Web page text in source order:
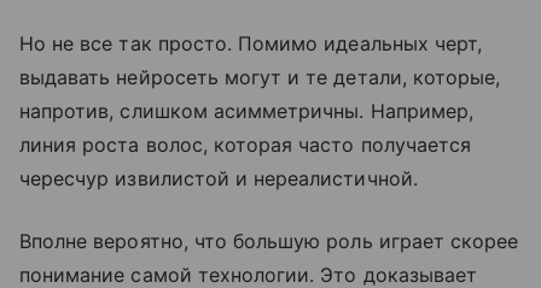
Но не все так просто. Помимо идеальных черт,
выдавать нейросеть могут и те детали, которые,
напротив, слишком асимметричны. Например,
линия роста волос, которая часто получается
чересчур извилистой и нереалистичной.
Вполне вероятно, что большую роль играет скорее
понимание самой технологии. Это доказывает